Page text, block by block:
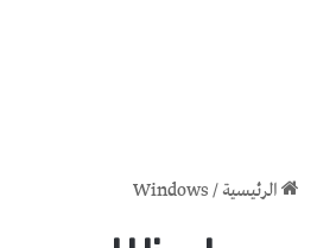
الرئيسية/
Windows